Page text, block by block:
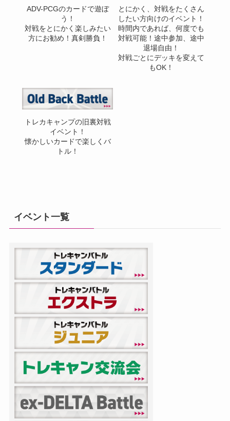
ADV-PCGのカードで遊ぼ
う！
対戦をとにかく楽しみたい
方にお勧め！真剣勝負！
とにかく、対戦をたくさん
したい方向けのイベント！
時間内であれば、何度でも
対戦可能！途中参加、途中
退場自由！
対戦ごとにデッキを変えて
もOK！
トレカキャンプの旧裏対戦
イベント！
懐かしいカードで楽しくバ
トル！
イベント一覧